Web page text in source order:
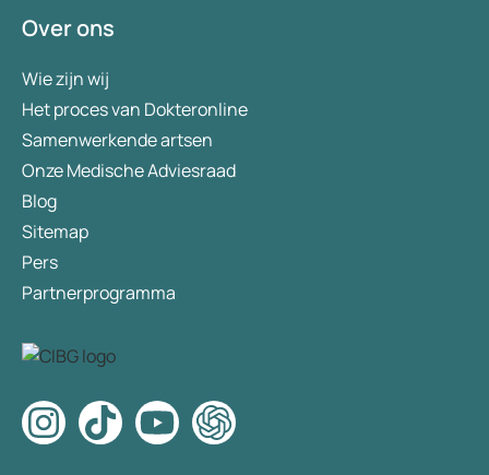
Over ons
Wie zijn wij
Het proces van Dokteronline
Samenwerkende artsen
Onze Medische Adviesraad
Blog
Sitemap
Pers
Partnerprogramma